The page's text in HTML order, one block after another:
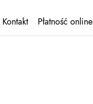
Kontakt Płatność online